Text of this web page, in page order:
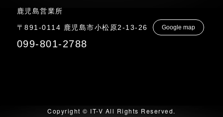
鹿児島営業所
〒891-0114 鹿児島市小松原2-13-26 Google map
099-801-2788
Copyright © IT-V All Rights Reserved.